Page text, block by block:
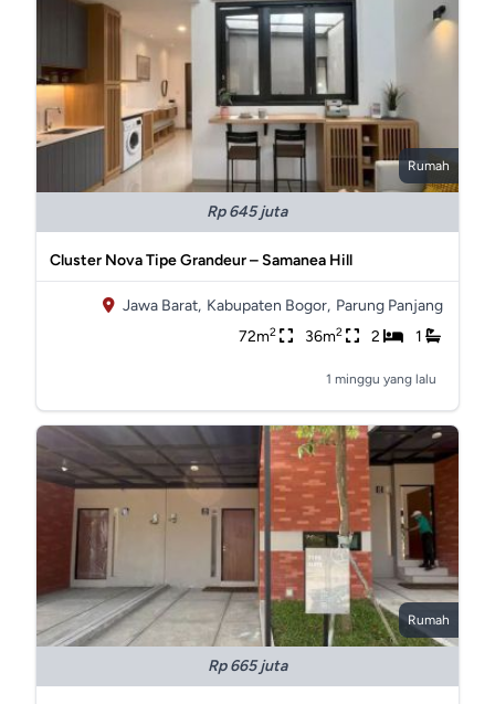
Rumah
Rp 645 juta
Cluster Nova Tipe Grandeur – Samanea Hill
Jawa Barat, Kabupaten Bogor, Parung Panjang
72m2 36m2 2 1
1 minggu yang lalu
Rumah
Rp 665 juta